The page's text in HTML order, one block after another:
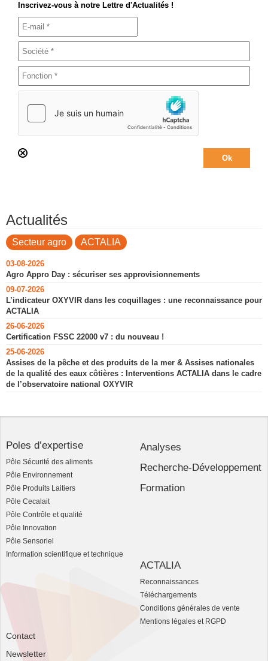
Inscrivez-vous à notre Lettre d'Actualités !
Actualités
Secteur agro ACTALIA
03-08-2026
Agro Appro Day : sécuriser ses approvisionnements
09-07-2026
L’indicateur OXYVIR dans les coquillages : une reconnaissance pour
ACTALIA
26-06-2026
Certification FSSC 22000 v7 : du nouveau !
25-06-2026
Assises de la pêche et des produits de la mer & Assises nationales
de la qualité des eaux côtières : Interventions ACTALIA dans le cadre
de l’observatoire national OXYVIR
Poles d’expertise
Pôle Sécurité des aliments
Pôle Environnement
Pôle Produits Laitiers
Pôle Cecalait
Pôle Contrôle et qualité
Pôle Innovation
Pôle Sensoriel
Information scientifique et technique
Analyses
Recherche-Développement
Formation
ACTALIA
Reconnaissances
Téléchargements
Conditions générales de vente
Mentions légales et RGPD
Contact
Newsletter